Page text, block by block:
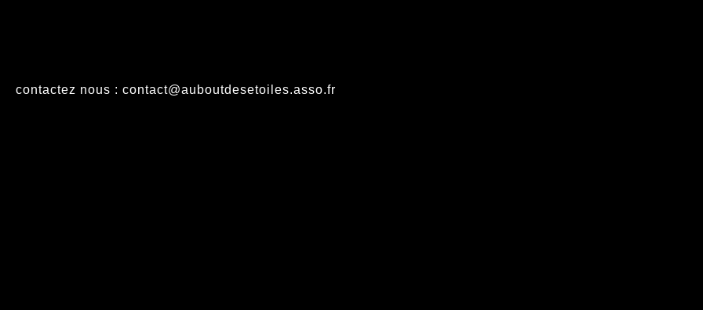
contactez nous : contact@auboutdesetoiles.asso.fr